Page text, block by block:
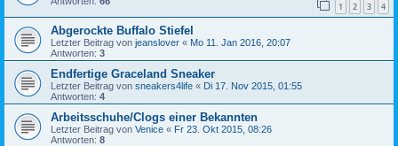
1 2 3 4
Abgerockte Buffalo Stiefel
Letzter Beitrag von jeanslover « Mo 11. Jan 2016, 20:07
Antworten: 3
Endfertige Graceland Sneaker
Letzter Beitrag von sneakers4life « Di 17. Nov 2015, 01:55
Antworten: 4
Arbeitsschuhe/Clogs einer Bekannten
Letzter Beitrag von Venice « Fr 23. Okt 2015, 08:26
Antworten: 8